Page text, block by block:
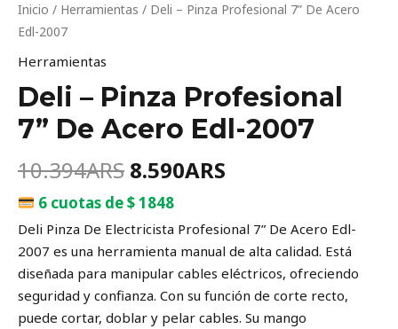
Inicio / Herramientas / Deli – Pinza Profesional 7” De Acero
Edl-2007
Herramientas
Deli – Pinza Profesional
7” De Acero Edl-2007
10.394ARS 8.590ARS
6 cuotas de $ 1848
Deli Pinza De Electricista Profesional 7” De Acero Edl-
2007 es una herramienta manual de alta calidad. Está
diseñada para manipular cables eléctricos, ofreciendo
seguridad y confianza. Con su función de corte recto,
puede cortar, doblar y pelar cables. Su mango